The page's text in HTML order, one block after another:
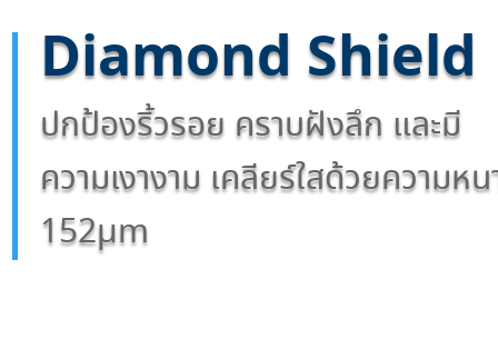
Diamond Shield
ปกป้องริ้วรอย คราบฝังลึก และมี
ความเงางาม เคลียร์ใสด้วยความหน
152µm